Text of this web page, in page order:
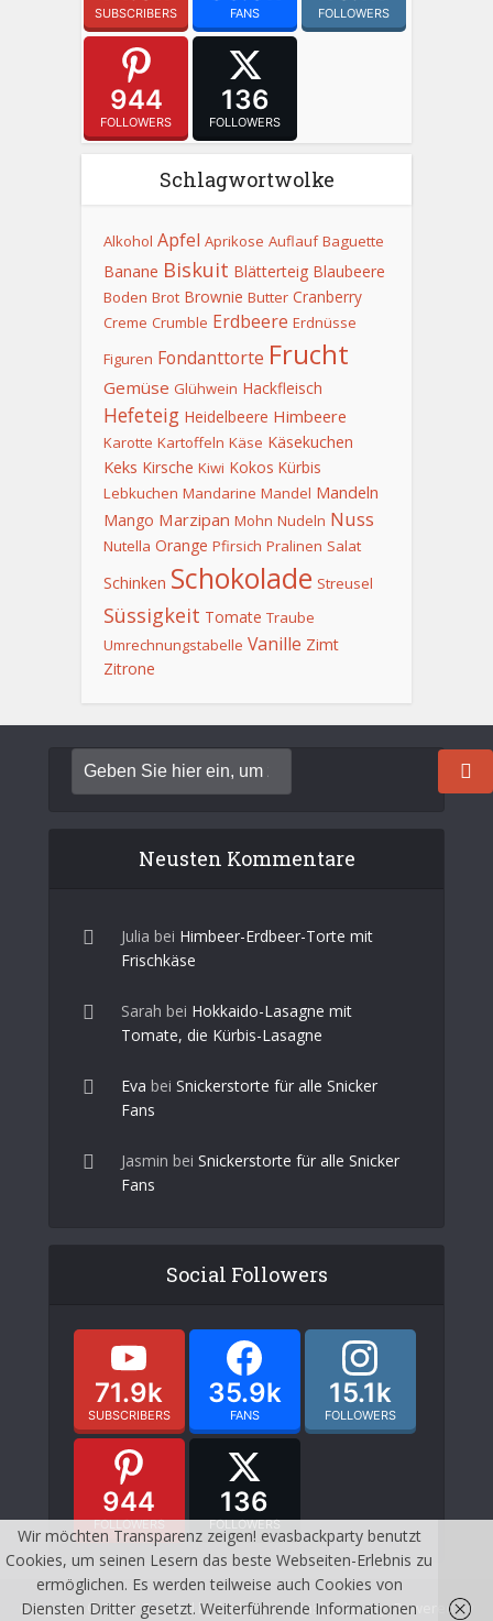
SUBSCRIBERS FANS FOLLOWERS
944
FOLLOWERS
136
FOLLOWERS
Schlagwortwolke
Alkohol Apfel Aprikose Auflauf Baguette
Banane Biskuit Blätterteig Blaubeere
Boden Brot Brownie Butter Cranberry
Creme Crumble Erdbeere Erdnüsse
Figuren Fondanttorte Frucht
Gemüse Glühwein Hackfleisch
Hefeteig Heidelbeere Himbeere
Karotte Kartoffeln Käse Käsekuchen
Keks Kirsche Kiwi Kokos Kürbis
Lebkuchen Mandarine Mandel Mandeln
Mango Marzipan Mohn Nudeln Nuss
Nutella Orange Pfirsich Pralinen Salat
Schinken Schokolade Streusel
Süssigkeit Tomate Traube
Umrechnungstabelle Vanille Zimt
Zitrone
Neusten Kommentare
Julia bei Himbeer-Erdbeer-Torte mit
Frischkäse
Sarah bei Hokkaido-Lasagne mit
Tomate, die Kürbis-Lasagne
Eva bei Snickerstorte für alle Snicker
Fans
Jasmin bei Snickerstorte für alle Snicker
Fans
Social Followers
71.9k
SUBSCRIBERS
35.9k
FANS
15.1k
FOLLOWERS
944
FOLLOWERS
136
FOLLOWERS
Copyright © 2026. Created by Meks and evasbackparty. Powered by
Wir möchten Transparenz zeigen! evasbackparty benutzt
Cookies, um seinen Lesern das beste Webseiten-Erlebnis zu
ermöglichen. Es werden teilweise auch Cookies von
Diensten Dritter gesetzt. Weiterführende Informationen